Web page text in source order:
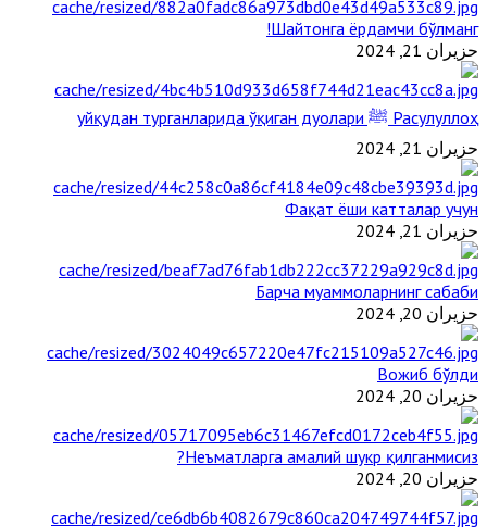
Шайтонга ёрдамчи бўлманг!
حزيران 21, 2024
Расулуллоҳ ﷺ уйқудан турганларида ўқиган дуолари
حزيران 21, 2024
Фақат ёши катталар учун
حزيران 21, 2024
Барча муаммоларнинг сабаби
حزيران 20, 2024
Вожиб бўлди
حزيران 20, 2024
Неъматларга амалий шукр қилганмисиз?
حزيران 20, 2024